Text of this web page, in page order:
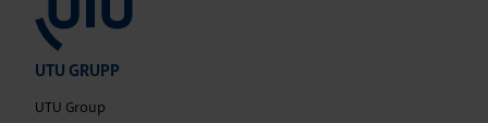
UTU GRUPP
UTU Group